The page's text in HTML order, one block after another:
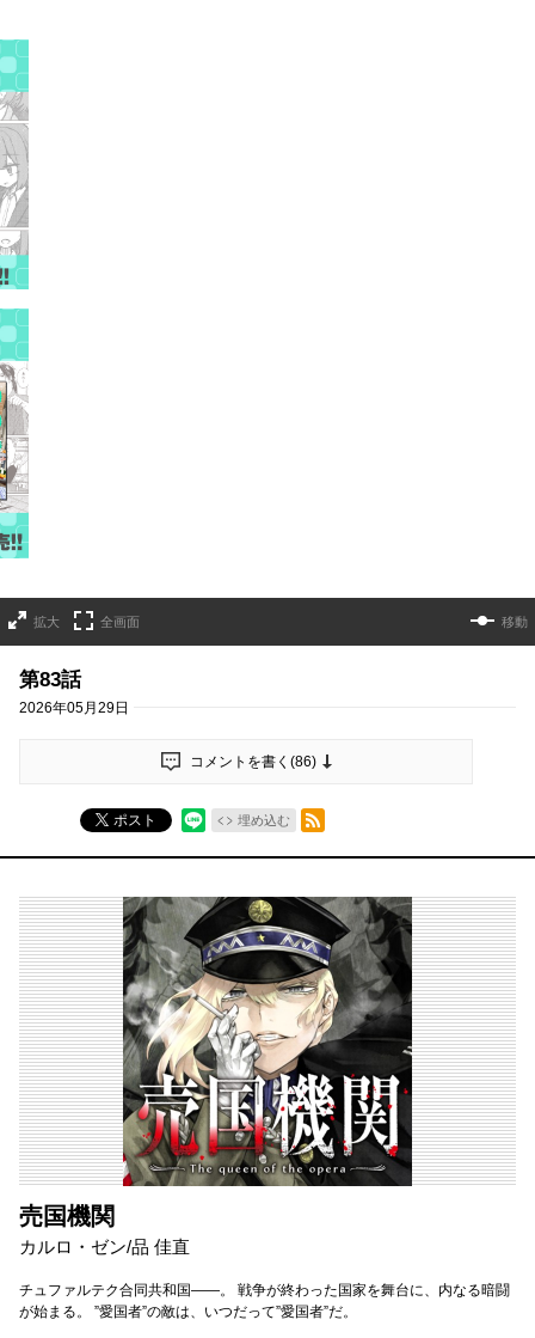
拡大 全画面 移動
第83話
2026年05月29日
コメントを書く(86)
ポスト 埋め込む
RSSフィード
売国機関
カルロ・ゼン/品 佳直
チュファルテク合同共和国――。 戦争が終わった国家を舞台に、内なる暗闘
が始まる。 ”愛国者”の敵は、いつだって”愛国者”だ。